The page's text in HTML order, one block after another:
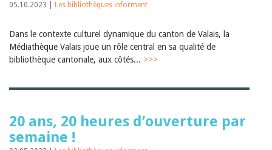
05.10.2023 | Les bibliothèques informent
Dans le contexte culturel dynamique du canton de Valais, la
Médiathèque Valais joue un rôle central en sa qualité de
bibliothèque cantonale, aux côtés... >>>
20 ans, 20 heures d’ouverture par
semaine !